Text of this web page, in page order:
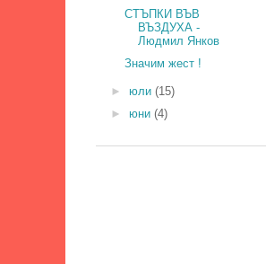
СТЪПКИ ВЪВ
ВЪЗДУХА -
Людмил Янков
Значим жест !
► юли (15)
► юни (4)